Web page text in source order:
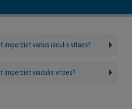
imperdiet varius iaculis vitaes?
imperdiet viaculis vitaes?